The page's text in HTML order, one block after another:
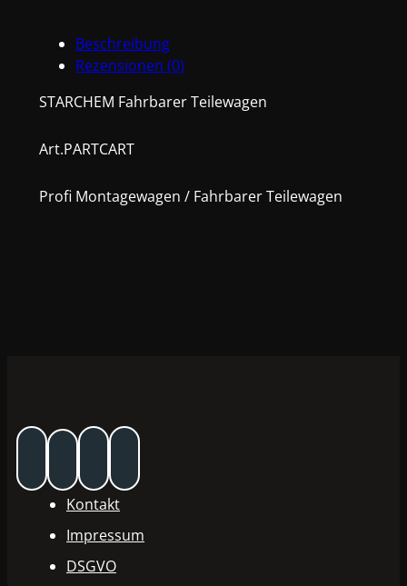
Beschreibung
Rezensionen (0)
STARCHEM Fahrbarer Teilewagen
Art.PARTCART
Profi Montagewagen / Fahrbarer Teilewagen
Kontakt
Impressum
DSGVO